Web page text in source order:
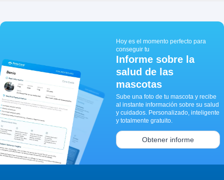
Hoy es el momento perfecto para
conseguir tu
Informe sobre la
salud de las
mascotas
Sube una foto de tu mascota y recibe
al instante información sobre su salud
y cuidados. Personalizado, inteligente
y totalmente gratuito.
Obtener informe